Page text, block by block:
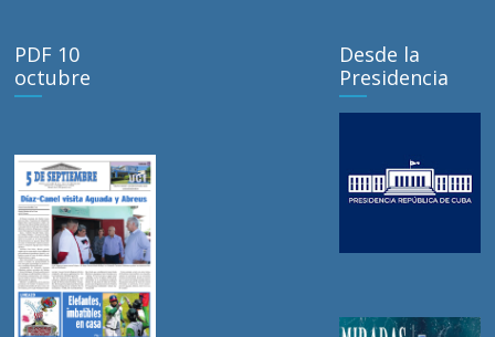
PDF 10
octubre
Desde la
Presidencia